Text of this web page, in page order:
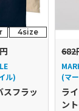
4size
円
ル)
スフラッ
682
(マ
ラ
ン